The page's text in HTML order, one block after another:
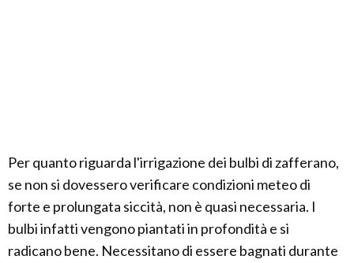
Per quanto riguarda l'irrigazione dei bulbi di zafferano,
se non si dovessero verificare condizioni meteo di
forte e prolungata siccità, non è quasi necessaria. I
bulbi infatti vengono piantati in profondità e si
radicano bene. Necessitano di essere bagnati durante